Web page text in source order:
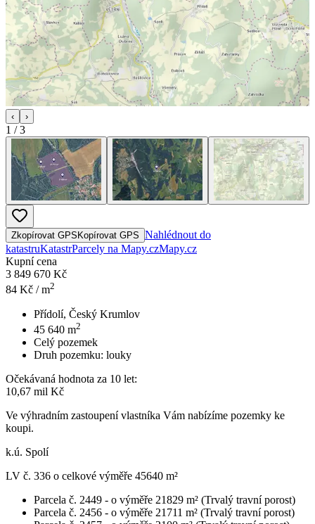
‹ ›
1 /3
Zkopírovat GPS Kopírovat GPS Nahlédnout do
katastruKatastrParcely na Mapy.czMapy.cz
Kupní cena
3 849 670 Kč
84 Kč / m2
Přídolí, Český Krumlov
45 640 m2
Celý pozemek
Druh pozemku: louky
Očekávaná hodnota za 10 let:
10,67 mil Kč
Ve výhradním zastoupení vlastníka Vám nabízíme pozemky ke
koupi.
k.ú. Spolí
LV č. 336 o celkové výměře 45640 m²
Parcela č. 2449 - o výměře 21829 m² (Trvalý travní porost)
Parcela č. 2456 - o výměře 21711 m² (Trvalý travní porost)